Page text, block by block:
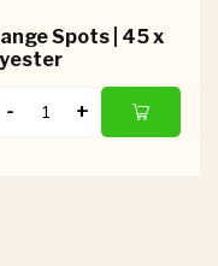
Spots | 45 x
- +